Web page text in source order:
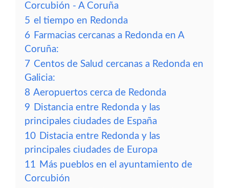
Corcubión - A Coruña
5 el tiempo en Redonda
6 Farmacias cercanas a Redonda en A
Coruña:
7 Centos de Salud cercanas a Redonda en
Galicia:
8 Aeropuertos cerca de Redonda
9 Distancia entre Redonda y las
principales ciudades de España
10 Distacia entre Redonda y las
principales ciudades de Europa
11 Más pueblos en el ayuntamiento de
Corcubión